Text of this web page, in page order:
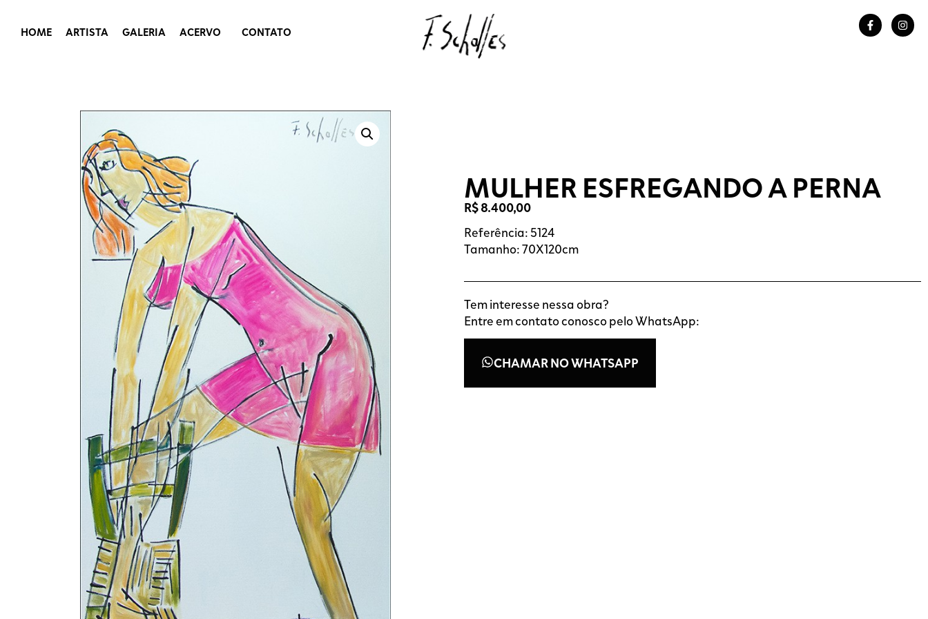
HOME ARTISTA GALERIA ACERVO CONTATO
MULHER ESFREGANDO A PERNA
R$8.400,00
Referência: 5124
Tamanho: 70X120cm
Tem interesse nessa obra?
Entre em contato conosco pelo WhatsApp:
CHAMAR NO WHATSAPP